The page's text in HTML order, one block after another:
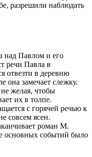
разрешили наблюдать
над Павлом и его
речи Павла в
отвезти в деревню
она замечает слежку.
желая, чтобы
их в толпе.
с горячей речью к
совсем ясен.
роман М.
основных событий было